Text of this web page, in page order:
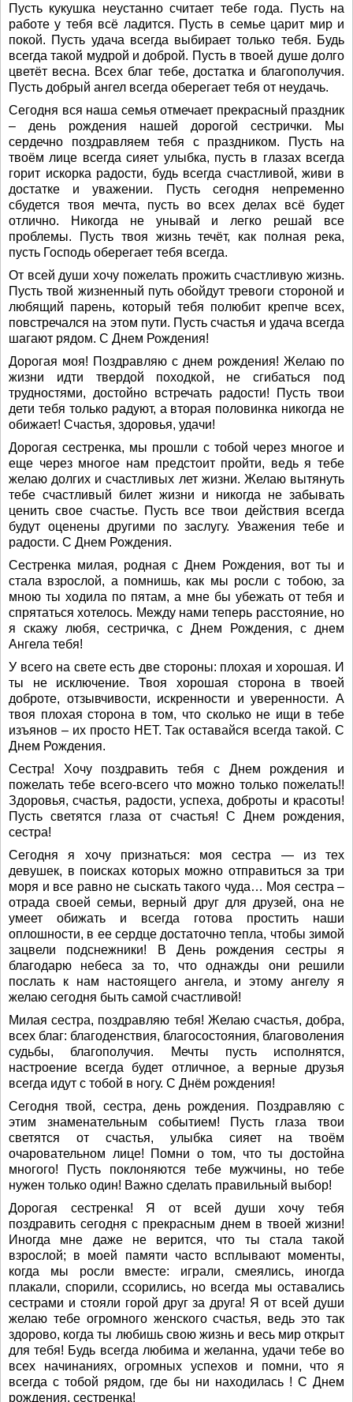
Пусть кукушка неустанно считает тебе года. Пусть на
работе у тебя всё ладится. Пусть в семье царит мир и
покой. Пусть удача всегда выбирает только тебя. Будь
всегда такой мудрой и доброй. Пусть в твоей душе долго
цветёт весна. Всех благ тебе, достатка и благополучия.
Пусть добрый ангел всегда оберегает тебя от неудачь.
Сегодня вся наша семья отмечает прекрасный праздник
– день рождения нашей дорогой сестрички. Мы
сердечно поздравляем тебя с праздником. Пусть на
твоём лице всегда сияет улыбка, пусть в глазах всегда
горит искорка радости, будь всегда счастливой, живи в
достатке и уважении. Пусть сегодня непременно
сбудется твоя мечта, пусть во всех делах всё будет
отлично. Никогда не унывай и легко решай все
проблемы. Пусть твоя жизнь течёт, как полная река,
пусть Господь оберегает тебя всегда.
От всей души хочу пожелать прожить счастливую жизнь.
Пусть твой жизненный путь обойдут тревоги стороной и
любящий парень, который тебя полюбит крепче всех,
повстречался на этом пути. Пусть счастья и удача всегда
шагают рядом. С Днем Рождения!
Дорогая моя! Поздравляю с днем рождения! Желаю по
жизни идти твердой походкой, не сгибаться под
трудностями, достойно встречать радости! Пусть твои
дети тебя только радуют, а вторая половинка никогда не
обижает! Счастья, здоровья, удачи!
Дорогая сестренка, мы прошли с тобой через многое и
еще через многое нам предстоит пройти, ведь я тебе
желаю долгих и счастливых лет жизни. Желаю вытянуть
тебе счастливый билет жизни и никогда не забывать
ценить свое счастье. Пусть все твои действия всегда
будут оценены другими по заслугу. Уважения тебе и
радости. С Днем Рождения.
Сестренка милая, родная с Днем Рождения, вот ты и
стала взрослой, а помнишь, как мы росли с тобою, за
мною ты ходила по пятам, а мне бы убежать от тебя и
спрятаться хотелось. Между нами теперь расстояние, но
я скажу любя, сестричка, с Днем Рождения, с днем
Ангела тебя!
У всего на свете есть две стороны: плохая и хорошая. И
ты не исключение. Твоя хорошая сторона в твоей
доброте, отзывчивости, искренности и уверенности. А
твоя плохая сторона в том, что сколько не ищи в тебе
изъянов – их просто НЕТ. Так оставайся всегда такой. С
Днем Рождения.
Сестра! Хочу поздравить тебя с Днем рождения и
пожелать тебе всего-всего что можно только пожелать!!
Здоровья, счастья, радости, успеха, доброты и красоты!
Пусть светятся глаза от счастья! С Днем рождения,
сестра!
Сегодня я хочу признаться: моя сестра — из тех
девушек, в поисках которых можно отправиться за три
моря и все равно не сыскать такого чуда… Моя сестра –
отрада своей семьи, верный друг для друзей, она не
умеет обижать и всегда готова простить наши
оплошности, в ее сердце достаточно тепла, чтобы зимой
зацвели подснежники! В День рождения сестры я
благодарю небеса за то, что однажды они решили
послать к нам настоящего ангела, и этому ангелу я
желаю сегодня быть самой счастливой!
Милая сестра, поздравляю тебя! Желаю счастья, добра,
всех благ: благоденствия, благосостояния, благоволения
судьбы, благополучия. Мечты пусть исполнятся,
настроение всегда будет отличное, а верные друзья
всегда идут с тобой в ногу. С Днём рождения!
Сегодня твой, сестра, день рождения. Поздравляю с
этим знаменательным событием! Пусть глаза твои
светятся от счастья, улыбка сияет на твоём
очаровательном лице! Помни о том, что ты достойна
многого! Пусть поклоняются тебе мужчины, но тебе
нужен только один! Важно сделать правильный выбор!
Дорогая сестренка! Я от всей души хочу тебя
поздравить сегодня с прекрасным днем в твоей жизни!
Иногда мне даже не верится, что ты стала такой
взрослой; в моей памяти часто всплывают моменты,
когда мы росли вместе: играли, смеялись, иногда
плакали, спорили, ссорились, но всегда мы оставались
сестрами и стояли горой друг за друга! Я от всей души
желаю тебе огромного женского счастья, ведь это так
здорово, когда ты любишь свою жизнь и весь мир открыт
для тебя! Будь всегда любима и желанна, удачи тебе во
всех начинаниях, огромных успехов и помни, что я
всегда с тобой рядом, где бы ни находилась ! С Днем
рождения, сестренка!